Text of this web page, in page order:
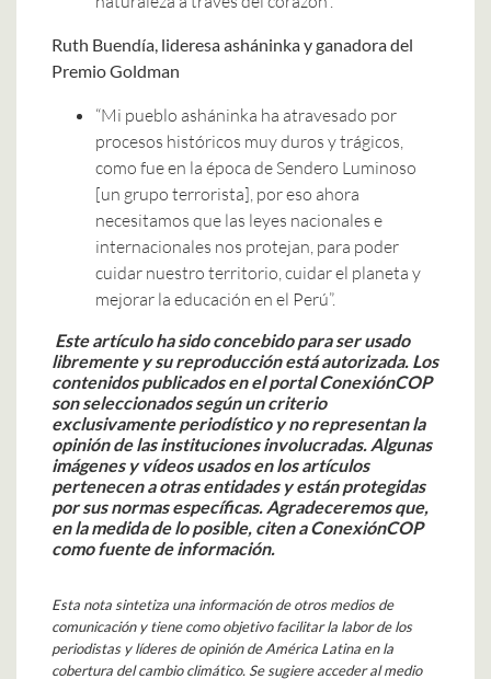
Ruth Buendía, lideresa asháninka y ganadora del
Premio Goldman
“Mi pueblo asháninka ha atravesado por
procesos históricos muy duros y trágicos,
como fue en la época de Sendero Luminoso
[un grupo terrorista], por eso ahora
necesitamos que las leyes nacionales e
internacionales nos protejan, para poder
cuidar nuestro territorio, cuidar el planeta y
mejorar la educación en el Perú”.
Este artículo ha sido concebido para ser usado
libremente y su reproducción está autorizada. Los
contenidos publicados en el portal ConexiónCOP
son seleccionados según un criterio
exclusivamente periodístico y no representan la
opinión de las instituciones involucradas. Algunas
imágenes y vídeos usados en los artículos
pertenecen a otras entidades y están protegidas
por sus normas específicas. Agradeceremos que,
en la medida de lo posible, citen a ConexiónCOP
como fuente de información.
Esta nota sintetiza una información de otros medios de
comunicación y tiene como objetivo facilitar la labor de los
periodistas y líderes de opinión de América Latina en la
cobertura del cambio climático. Se sugiere acceder al medio